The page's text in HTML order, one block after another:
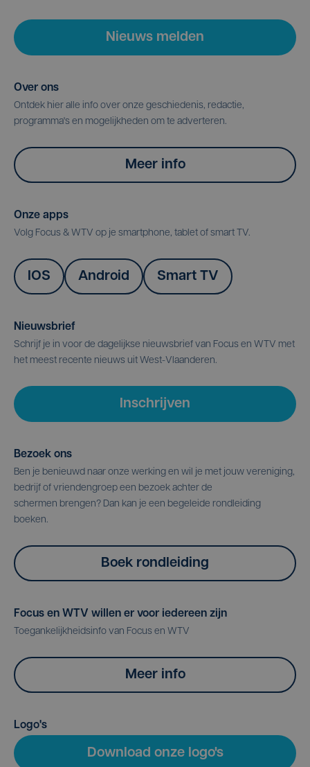
Nieuws melden
Over ons
Ontdek hier alle info over onze geschiedenis, redactie,
programma's en mogelijkheden om te adverteren.
Meer info
Onze apps
Volg Focus & WTV op je smartphone, tablet of smart TV.
IOS Android Smart TV
Nieuwsbrief
Schrijf je in voor de dagelijkse nieuwsbrief van Focus en WTV met
het meest recente nieuws uit West-Vlaanderen.
Inschrijven
Bezoek ons
Ben je benieuwd naar onze werking en wil je met jouw vereniging,
bedrijf of vriendengroep een bezoek achter de
schermen brengen? Dan kan je een begeleide rondleiding
boeken.
Boek rondleiding
Focus en WTV willen er voor iedereen zijn
Toegankelijkheidsinfo van Focus en WTV
Meer info
Logo's
Download onze logo's